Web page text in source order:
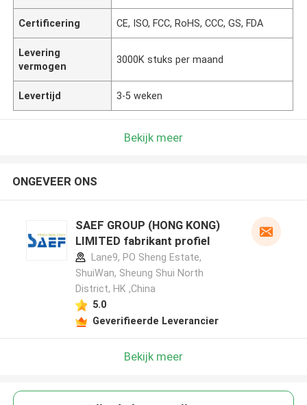
Certificering CE, ISO, FCC, RoHS, CCC, GS, FDA
Levering
vermogen
3000K stuks per maand
Levertijd 3-5 weken
Bekijk meer
ONGEVEER ONS
SAEF GROUP (HONG KONG)
LIMITED fabrikant profiel
Lane9, PO Sheng Estate,
ShuiWan, Sheung Shui North
District, HK ,China
5.0
Geverifieerde Leverancier
Bekijk meer